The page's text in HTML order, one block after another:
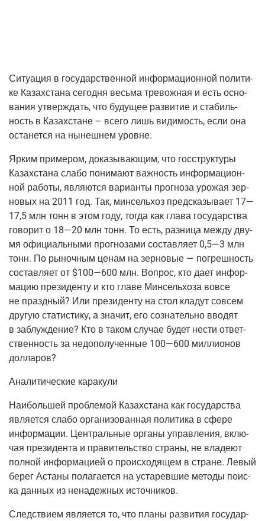
Ситу­а­ция в госу­дар­ствен­ной инфор­ма­ци­он­ной поли­ти­
ке Казах­ста­на сего­дня весь­ма тре­вож­ная и есть осно­
ва­ния утвер­ждать, что буду­щее раз­ви­тие и ста­биль­
ность в Казах­стане – все­го лишь види­мость, если она
оста­нет­ся на нынеш­нем уровне.
Ярким при­ме­ром, дока­зы­ва­ю­щим, что гос­струк­ту­ры
Казах­ста­на сла­бо пони­ма­ют важ­ность инфор­ма­ци­он­
ной рабо­ты, явля­ют­ся вари­ан­ты про­гно­за уро­жая зер­
но­вых на 2011 год. Так, мин­сель­хоз пред­ска­зы­ва­ет 17—
17,5 млн тонн в этом году, тогда как гла­ва госу­дар­ства
гово­рит о 18—20 млн тонн. То есть, раз­ни­ца меж­ду дву­
мя офи­ци­аль­ны­ми про­гно­за­ми состав­ля­ет 0,5—3 млн
тонн. По рыноч­ным ценам на зер­но­вые — погреш­ность
состав­ля­ет от $100—600 млн. Вопрос, кто дает инфор­
ма­цию пре­зи­ден­ту и кто гла­ве Мин­сель­хоза вовсе
не празд­ный? Или пре­зи­ден­ту на стол кла­дут совсем
дру­гую ста­ти­сти­ку, а зна­чит, его созна­тель­но вво­дят
в заблуж­де­ние? Кто в таком слу­чае будет нести ответ­
ствен­ность за недо­по­лу­чен­ные 100—600 мил­ли­о­нов
долларов?
Ана­ли­ти­че­ские каракули
Наи­боль­шей про­бле­мой Казах­ста­на как госу­дар­ства
явля­ет­ся сла­бо орга­ни­зо­ван­ная поли­ти­ка в сфе­ре
инфор­ма­ции. Цен­траль­ные орга­ны управ­ле­ния, вклю­
чая пре­зи­ден­та и пра­ви­тель­ство стра­ны, не вла­де­ют
пол­ной инфор­ма­ци­ей о про­ис­хо­дя­щем в стране. Левый
берег Аста­ны пола­га­ет­ся на уста­рев­шие мето­ды поис­
ка дан­ных из нена­деж­ных источников.
След­стви­ем явля­ет­ся то, что пла­ны раз­ви­тия госу­дар­